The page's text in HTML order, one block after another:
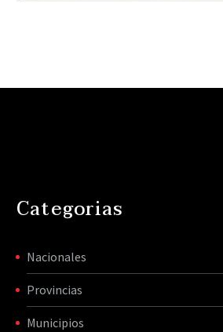
Categorias
Nacionales
Provincias
Municipios